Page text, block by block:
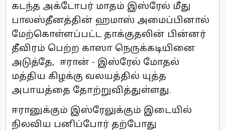
கடந்த அக்டோபர் மாதம் இஸ்ரேல் மீது
பாலஸ்தீனத்தின் ஹமாஸ் அமைப்பினால்
மேற்கொள்ளப்பட்ட தாக்குதலின் பின்னர்
தீவிரம் பெற்ற காஸா நெருக்கடியினை
அடுத்தே, ஈரான் - இஸ்ரேல் மோதல்
மத்திய கிழக்கு வலயத்தில் யுத்த
அபாயத்தை தோற்றுவித்துள்ளது.
ஈரானுக்கும் இஸ்ரேலுக்கும் இடையில்
நிலவிய பனிப்போர் தற்போது